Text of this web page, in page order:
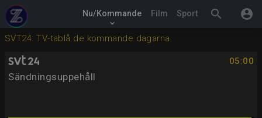
search account_circle
Nu/Kommande
keyboard_arrow_down
Film Sport
SVT24: TV-tablå de kommande dagarna
05:00
Sändningsuppehåll